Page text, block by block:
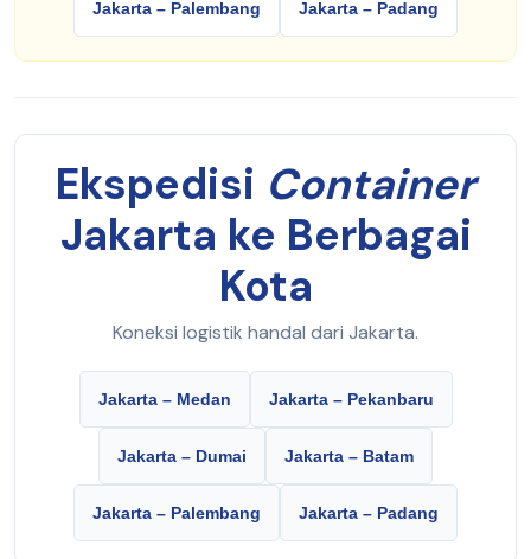
Jakarta – Palembang Jakarta – Padang
Ekspedisi Container
Jakarta ke Berbagai
Kota
Koneksi logistik handal dari Jakarta.
Jakarta – Medan Jakarta – Pekanbaru
Jakarta – Dumai Jakarta – Batam
Jakarta – Palembang Jakarta – Padang